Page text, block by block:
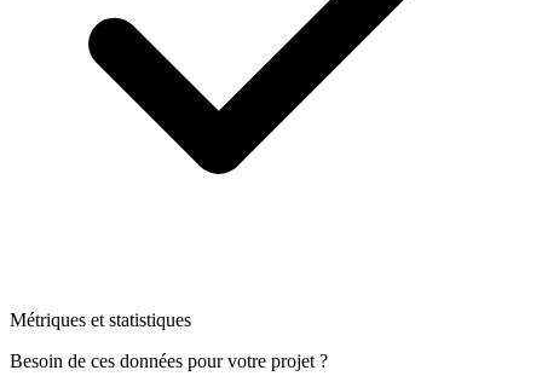
Métriques et statistiques
Besoin de ces données pour votre projet ?